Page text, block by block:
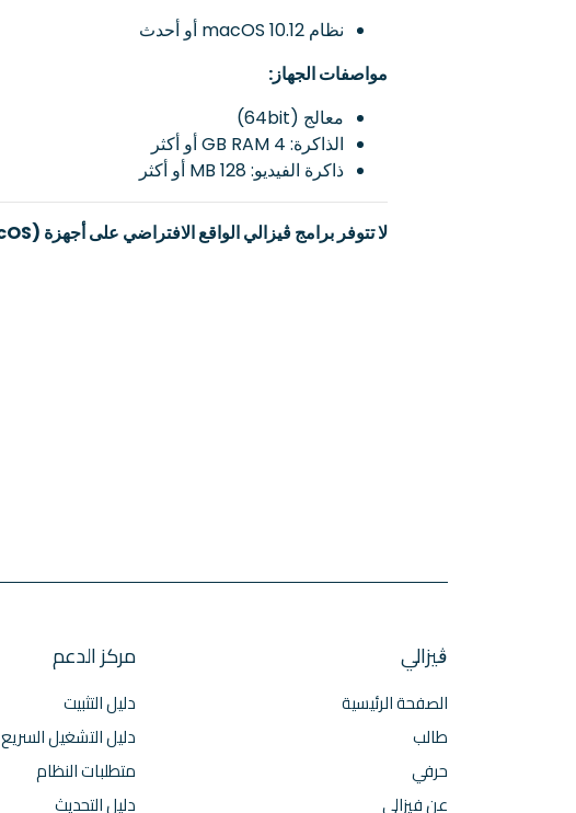
نظام macOS 10.12 أو أحدث
مواصفات الجهاز:
معالج (64bit)
الذاكرة: 4 GB RAM أو أكثر
ذاكرة الفيديو: 128 MB أو أكثر
لا تتوفر برامج ڨيزالي الواقع الافتراضي على أجهزة (macOS)
ڨيزالي
الصفحة الرئيسية
طالب
حرفي
عن فيزالي
مركز الدعم
دليل التثبيت
دليل التشغيل السريع
متطلبات النظام
دليل التحديث